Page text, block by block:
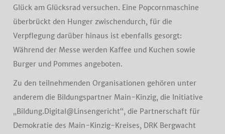
Glück am Glücksrad versuchen. Eine Popcornmaschine
überbrückt den Hunger zwischendurch, für die
Verpflegung darüber hinaus ist ebenfalls gesorgt:
Während der Messe werden Kaffee und Kuchen sowie
Burger und Pommes angeboten.
Zu den teilnehmenden Organisationen gehören unter
anderem die Bildungspartner Main-Kinzig, die Initiative
„Bildung.Digital@Linsengericht“, die Partnerschaft für
Demokratie des Main-Kinzig-Kreises, DRK Bergwacht